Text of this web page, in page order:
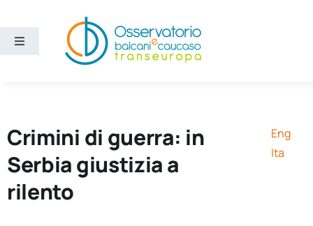
contenuto
Toggle
Ricerca e divulgazione
Crimini di guerra: in
Serbia giustizia a
rilento
Eng
Ita